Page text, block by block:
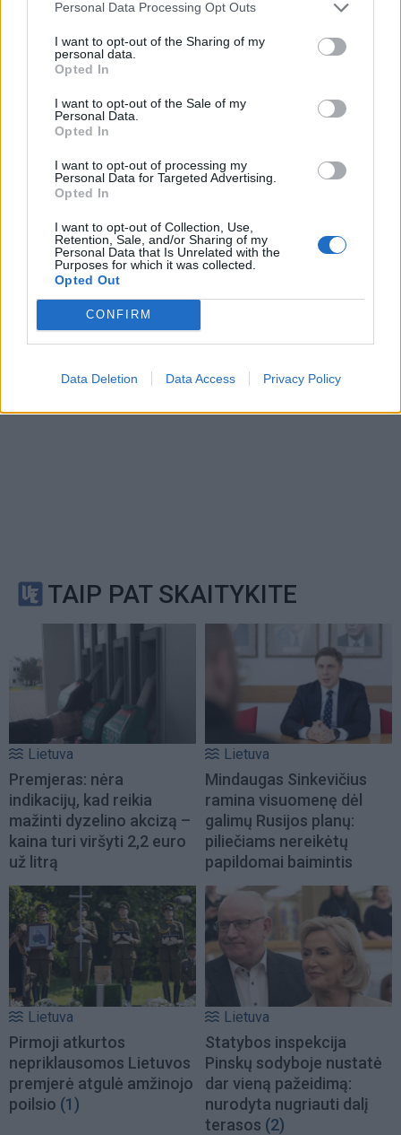
Personal Data Processing Opt Outs
I want to opt-out of the Sharing of my
personal data.
Opted In
I want to opt-out of the Sale of my
Personal Data.
Opted In
I want to opt-out of processing my
Personal Data for Targeted Advertising.
Opted In
I want to opt-out of Collection, Use,
Retention, Sale, and/or Sharing of my
Personal Data that Is Unrelated with the
Purposes for which it was collected.
Opted Out
CONFIRM
Data Deletion Data Access Privacy Policy
Komentaras
Sutinku su taisyklėmis
reCAPTCHA and the Google
Privacy Policyand
Terms of
Serviceapply.
TAIP PAT SKAITYKITE
Lietuva
Premjeras: nėra
indikacijų, kad reikia
mažinti dyzelino akcizą –
kaina turi viršyti 2,2 euro
už litrą
Lietuva
Mindaugas Sinkevičius
ramina visuomenę dėl
galimų Rusijos planų:
piliečiams nereikėtų
papildomai baimintis
Lietuva
Pirmoji atkurtos
nepriklausomos Lietuvos
premjerė atgulė amžinojo
poilsio (1)
Lietuva
Statybos inspekcija
Pinskų sodyboje nustatė
dar vieną pažeidimą:
nurodyta nugriauti dalį
terasos (2)